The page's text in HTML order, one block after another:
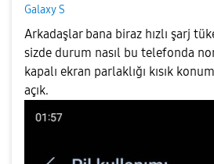
Galaxy S
Arkadaşlar bana biraz hızlı şarj
sizde durum nasıl bu telefonda
kapalı ekran parlaklığı kısık
açık.